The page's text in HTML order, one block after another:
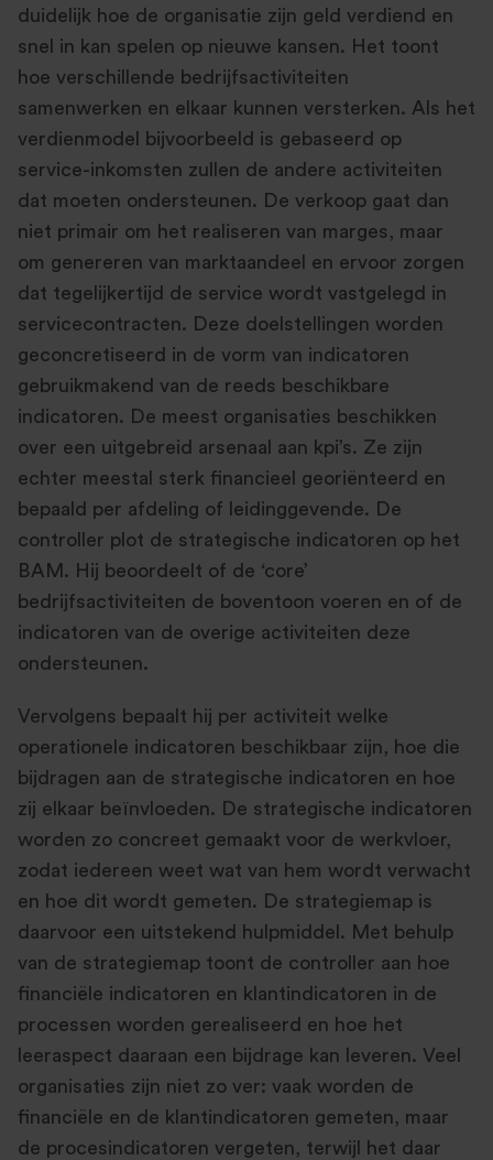
duidelijk hoe de organisatie zijn geld verdiend en
snel in kan spelen op nieuwe kansen. Het toont
hoe verschillende bedrijfsactiviteiten
samenwerken en elkaar kunnen versterken. Als het
verdienmodel bijvoorbeeld is gebaseerd op
service-inkomsten zullen de andere activiteiten
dat moeten ondersteunen. De verkoop gaat dan
niet primair om het realiseren van marges, maar
om genereren van marktaandeel en ervoor zorgen
dat tegelijkertijd de service wordt vastgelegd in
servicecontracten. Deze doelstellingen worden
geconcretiseerd in de vorm van indicatoren
gebruikmakend van de reeds beschikbare
indicatoren. De meest organisaties beschikken
over een uitgebreid arsenaal aan kpi’s. Ze zijn
echter meestal sterk financieel georiënteerd en
bepaald per afdeling of leidinggevende. De
controller plot de strategische indicatoren op het
BAM. Hij beoordeelt of de ‘core’
bedrijfsactiviteiten de boventoon voeren en of de
indicatoren van de overige activiteiten deze
ondersteunen.
Vervolgens bepaalt hij per activiteit welke
operationele indicatoren beschikbaar zijn, hoe die
bijdragen aan de strategische indicatoren en hoe
zij elkaar beïnvloeden. De strategische indicatoren
worden zo concreet gemaakt voor de werkvloer,
zodat iedereen weet wat van hem wordt verwacht
en hoe dit wordt gemeten. De strategiemap is
daarvoor een uitstekend hulpmiddel. Met behulp
van de strategiemap toont de controller aan hoe
financiële indicatoren en klantindicatoren in de
processen worden gerealiseerd en hoe het
leeraspect daaraan een bijdrage kan leveren. Veel
organisaties zijn niet zo ver: vaak worden de
financiële en de klantindicatoren gemeten, maar
de procesindicatoren vergeten, terwijl het daar